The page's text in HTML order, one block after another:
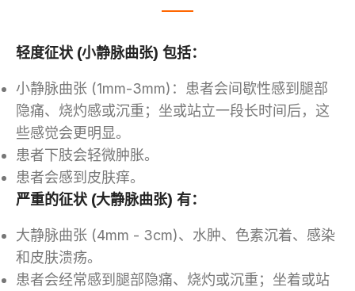
轻度征状 (小静脉曲张) 包括：
小静脉曲张 (1mm-3mm)：患者会间歇性感到腿部
隐痛、烧灼感或沉重；坐或站立一段长时间后，这
些感觉会更明显。
患者下肢会轻微肿胀。
患者会感到皮肤痒。
严重的征状 (大静脉曲张) 有：
大静脉曲张 (4mm - 3cm)、水肿、色素沉着、感染
和皮肤溃疡。
患者会经常感到腿部隐痛、烧灼或沉重；坐着或站